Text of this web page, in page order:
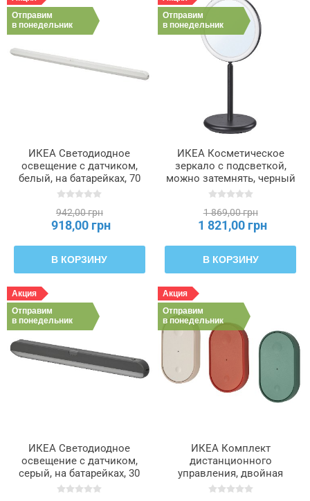
Отправим
в понедельник
ИКЕА Светодиодное
освещение с датчиком,
белый, на батарейках, 70
см KÖLVATTEN, 005.689.88
942,00 грн
918,00 грн
В КОРЗИНУ
Отправим
в понедельник
ИКЕА Косметическое
зеркало с подсветкой,
можно затемнять, черный
EKFÄNN, 905.918.52
1 869,00 грн
1 821,00 грн
В КОРЗИНУ
Акция
Отправим
в понедельник
ИКЕА Светодиодное
освещение с датчиком,
серый, на батарейках, 30
см KÖLVATTEN, 005.941.76
Акция
Отправим
в понедельник
ИКЕА Комплект
дистанционного
управления, двойная
кнопка, различные цвета